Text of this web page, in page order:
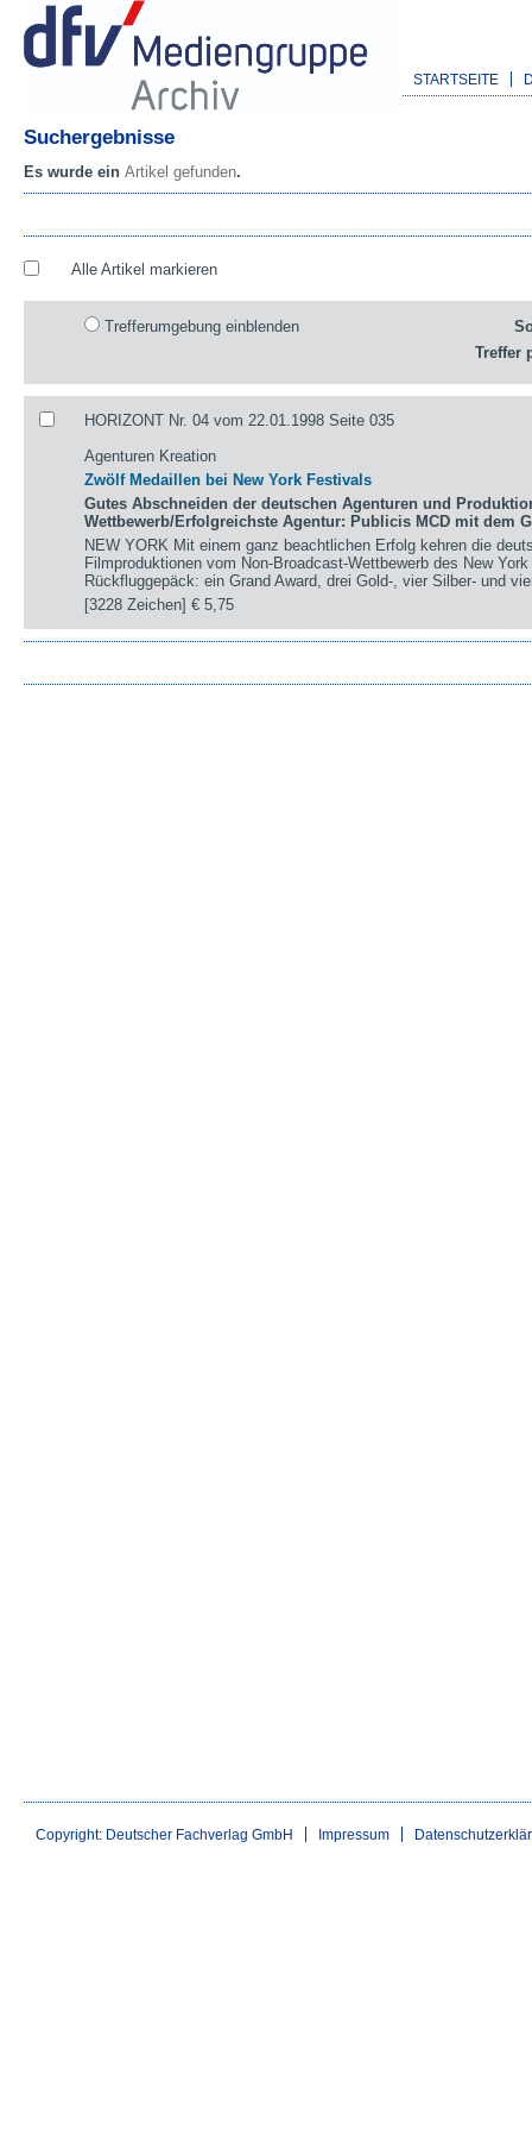
STARTSEITE
Suchergebnisse
Es wurde ein Artikel gefunden.
Alle Artikel markieren
Trefferumgebung einblenden
Treffer
HORIZONT Nr. 04 vom 22.01.1998 Seite 035
Agenturen Kreation
Zwölf Medaillen bei New York Festivals
Gutes Abschneiden der deutschen Agenturen und
Wettbewerb/Erfolgreichste Agentur: Publicis MCD mit dem
NEW YORK Mit einem ganz beachtlichen Erfolg kehren die
Filmproduktionen vom Non-Broadcast-Wettbewerb des New
Rückfluggepäck: ein Grand Award, drei Gold-, vier Silber- und
[3228 Zeichen]€ 5,75
Copyright: Deutscher Fachverlag GmbH Impressum